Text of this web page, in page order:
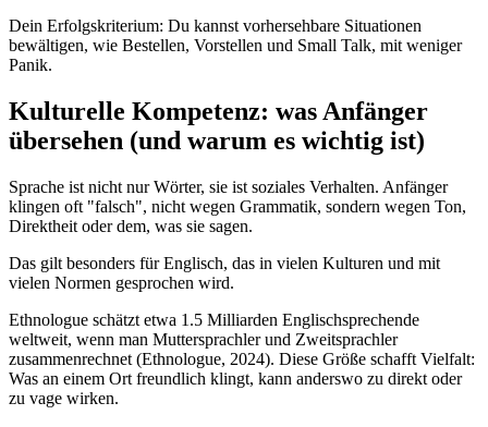
Dein Erfolgskriterium: Du kannst vorhersehbare Situationen
bewältigen, wie Bestellen, Vorstellen und Small Talk, mit weniger
Panik.
Kulturelle Kompetenz: was Anfänger
übersehen (und warum es wichtig ist)
Sprache ist nicht nur Wörter, sie ist soziales Verhalten. Anfänger
klingen oft "falsch", nicht wegen Grammatik, sondern wegen Ton,
Direktheit oder dem, was sie sagen.
Das gilt besonders für Englisch, das in vielen Kulturen und mit
vielen Normen gesprochen wird.
Ethnologue schätzt etwa 1.5 Milliarden Englischsprechende
weltweit, wenn man Muttersprachler und Zweitsprachler
zusammenrechnet (Ethnologue, 2024). Diese Größe schafft Vielfalt:
Was an einem Ort freundlich klingt, kann anderswo zu direkt oder
zu vage wirken.